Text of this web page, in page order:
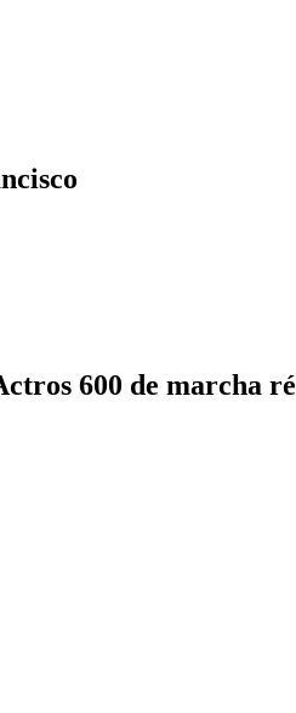
600 de marcha ré